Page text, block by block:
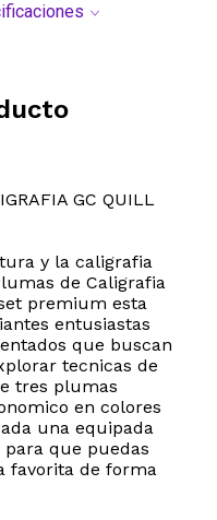
GC QUILL
y la caligrafia
de Caligrafia
premium esta
entusiastas
que buscan
tecnicas de
tres plumas
en colores
una equipada
que puedas
favorita de forma